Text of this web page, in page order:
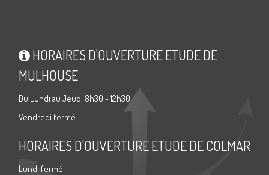
HORAIRES D'OUVERTURE ETUDE DE
MULHOUSE
Du Lundi au Jeudi 8h30 - 12h30
Vendredi fermé
HORAIRES D'OUVERTURE ETUDE DE COLMAR
Lundi fermé